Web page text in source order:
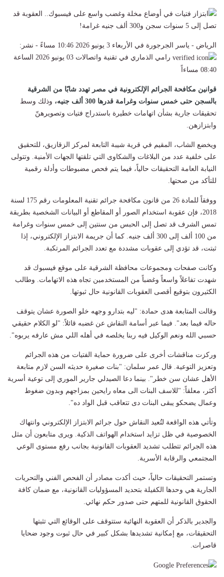
الرياض - ياسر الجرجورة في الأربعاء 3 يونيو 2026 10:46 مساءً - نشر:
رامي الذماري في تقنية واتصالات
03 يونيو 2026 الساعة
08:40 مساءاً
قوانين مكافحة الجرائم الإلكترونية في مصر تهدد شابًا من الشرقية
بالسجن حتى خمس سنوات وغرامة قدرها 300 ألف جنيه،
وذلك وسط
تحقيقات جارية بشأن اتهامات خطيرة باستدراج فتيات وتصويرهنّ
وابتزازهن.
ويخضع الشاب، المقيم في قرية شيبة التابعة لمركز الزقازيق، للتحقيق
على خلفية عدد من البلاغات والشكاوى التي تلقتها الجهات الأمنية. وتتولى
النيابة العامة التحقيقات حالياً، فيما يتم فحص مضبوطات وأدلة رقمية
للتأكد من صحتها.
ووفقاً للمادة 26 من قانون مكافحة جرائم تقنية المعلومات رقم 175 لسنة
2018، فإن عقوبة استخدام الصور أو المقاطع أو البيانات الشخصية بطريقة
تمس الشرف قد تصل إلى الحبس من سنتين إلى خمس سنوات وغرامة
من 100 ألف إلى 300 ألف جنيه. كما أن جريمة الابتزاز الإلكتروني، إذا
ثبتت، قد تؤدي إلى عقوبات مشددة مع تعدد الجرائم المرتكبة.
وكانت صفحات ومجموعات محافظة الشرقية على موقع فيسبوك قد
شهدت تفاعلاً واسعاً وغضباً من المستخدمين تجاه هذه الاتهامات. وطالب
الكثيرون بتوقيع أقصى العقوبات القانونية حال ثبوتها.
وقالت المتابعة هدى حمادة: "ليه بتدارو وجهه خلو الصورة عشان يتوقف
حاله فيما بعد". فيما عبر أسامة النقاش عن غضبه قائلاً: "لو الكلام حقيقي
حسبي الله ونعم الوكيل فيه ربنا يخلصه في أهله اللي مش عارفه يربوه".
وركزت مناقشات أخرى على ضرورة حماية الفتيات من هذه الجرائم
وتعزيز التوعية. قال عمر سلمان: "بنات صغيرة حديثه السن لازم متابعة
الأهل عشان سن خطر". بينما دعا الصيدلي جارير الموري إلى توعية أسرية
أكثر، معلقاً: "للاسف البنات الى معاه رايحين بمزاجهم وبدون ضغوط
وعمال يضحكو يبقى البنات دى تتعاقب قبل الواد ده".
وتأتي هذه الواقعة لتُعيد النقاش حول جرائم الابتزاز الإلكتروني وانتهاك
الخصوصية في ظل تزايد استخدام الهواتف الذكية. ويرى متابعون أن مثل
هذه الجرائم تتطلب تشديد العقوبات القانونية بجانب رفع مستوى الوعي
المجتمعي والرقابة الأسرية.
وتستمر التحقيقات حالياً، حيث أكدت مصادر أن الفحص الفني والتحريات
الجارية هي وحدها الكفيلة بتحديد المسؤوليات القانونية، مع ضمان كافة
الحقوق القانونية للمتهم حتى صدور حكم نهائي.
والجدير بالذكر أن العقوبة النهائية ستتوقف على الوقائع التي تثبتها
التحقيقات، مع إمكانية تشديدها بشكل كبير في حال ثبوت وجود ضحايا
قاصرات.